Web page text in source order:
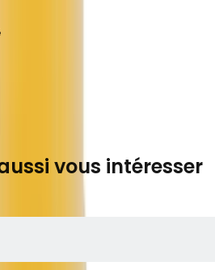
vous intéresser